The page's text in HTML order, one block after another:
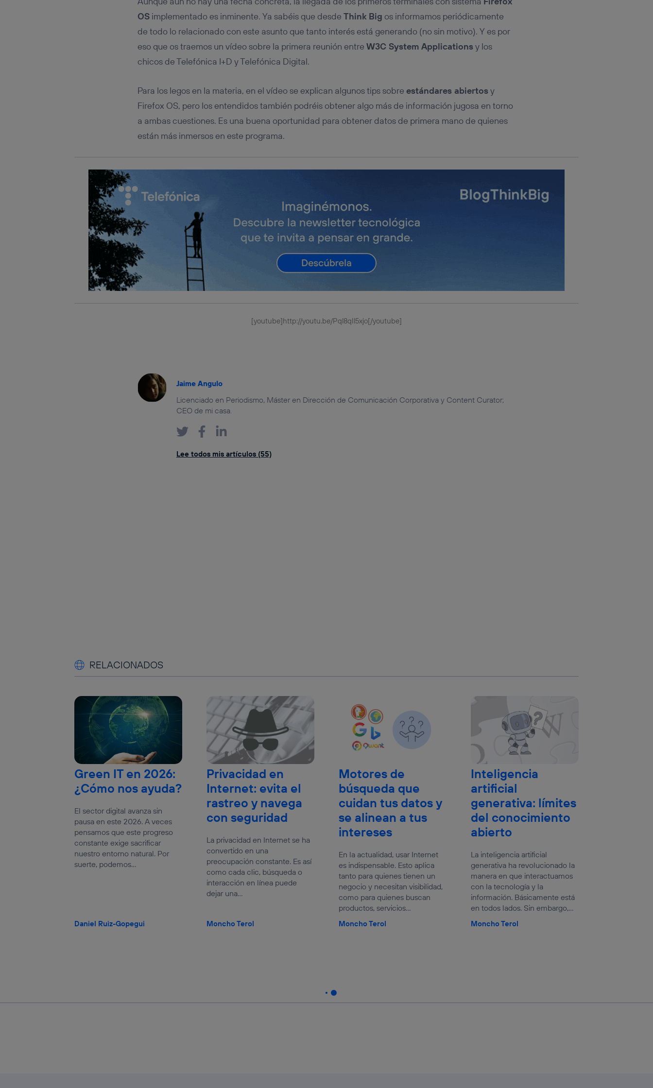
OSimplementado es inminente. Ya sabéis que desde Think Big os informamos periódicamente
de todo lo relacionado con este asunto que tanto interés está generando (no sin motivo). Y es por
eso que os traemos un vídeo sobre la primera reunión entre W3C System Applicationsy los
chicos de Telefónica I+D y Telefónica Digital.
Para los legos en la materia, en el vídeo se explican algunos tips sobre estándares abiertosy
Firefox OS, pero los entendidos también podréis obtener algo más de información jugosa en torno
a ambas cuestiones. Es una buena oportunidad para obtener datos de primera mano de quienes
están más inmersos en este programa.
[youtube]http://youtu.be/Pql8qIl5xjo[/youtube]
Jaime Angulo
Licenciado en Periodismo, Máster en Dirección de Comunicación Corporativa y Content Curator;
CEO de mi casa.
Lee todos mis artículos (55)
RELACIONADOS
Green IT en 2026:
¿Cómo nos ayuda?
El sector digital avanza sin
pausa en este 2026. A veces
pensamos que este progreso
constante exige sacrificar
nuestro entorno natural. Por
suerte, podemos...
Daniel Ruiz-Gopegui
Privacidad en
Internet: evita el
rastreo y navega
con seguridad
La privacidad en Internet se ha
convertido en una
preocupación constante. Es así
como cada clic, búsqueda o
interacción en línea puede
dejar una...
Moncho Terol
Motores de
búsqueda que
cuidan tus datos y
se alinean a tus
intereses
En la actualidad, usar Internet
es indispensable. Esto aplica
tanto para quienes tienen un
negocio y necesitan visibilidad,
como para quienes buscan
productos, servicios...
Moncho Terol
Inteligencia
artificial
generativa: límites
del conocimiento
abierto
La inteligencia artificial
generativa ha revolucionado la
manera en que interactuamos
con la tecnología y la
información. Básicamente está
en todos lados. Sin embargo,...
Moncho Terol
hayan dado su consentimiento.
Si utilizasdatos móviles , el marketing será más personalizado, ya que se basará
Puedes gestionar los consentimientos Utiq seleccionando “Administrar Utiq” en la parte
inferior de esta página web o visitando el portal de privacidad de Utiq (“consenthub”).
Para más información, consulta la
política de privacidad de Utiq